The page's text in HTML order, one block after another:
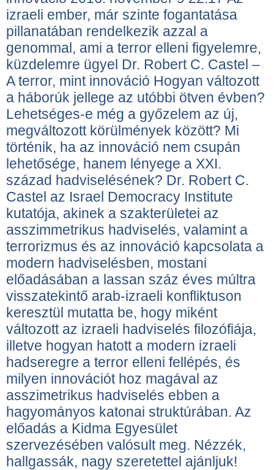
izraeli ember, már szinte fogantatása
pillanatában rendelkezik azzal a
genommal, ami a terror elleni figyelemre,
küzdelemre ügyel Dr. Robert C. Castel –
A terror, mint innováció Hogyan változott
a háborúk jellege az utóbbi ötven évben?
Lehetséges-e még a győzelem az új,
megváltozott körülmények között? Mi
történik, ha az innováció nem csupán
lehetősége, hanem lényege a XXI.
század hadviselésének? Dr. Robert C.
Castel az Israel Democracy Institute
kutatója, akinek a szakterületei az
asszimmetrikus hadviselés, valamint a
terrorizmus és az innováció kapcsolata a
modern hadviselésben, mostani
előadásában a lassan száz éves múltra
visszatekintő arab-izraeli konfliktuson
keresztül mutatta be, hogy miként
változott az izraeli hadviselés filozófiája,
illetve hogyan hatott a modern izraeli
hadseregre a terror elleni fellépés, és
milyen innovációt hoz magával az
asszimetrikus hadviselés ebben a
hagyományos katonai struktúrában. Az
előadás a Kidma Egyesület
szervezésében valósult meg. Nézzék,
hallgassák, nagy szeretettel ajánljuk!